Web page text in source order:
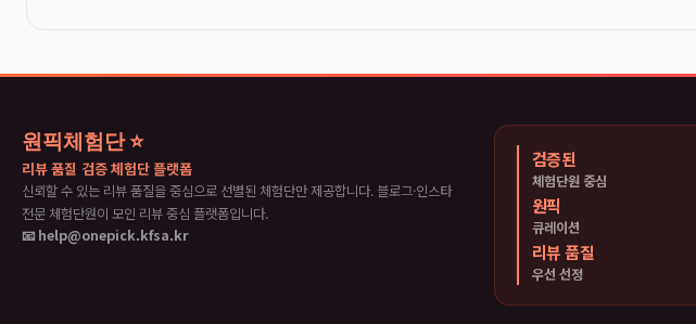
원픽체험단 ⭐
리뷰 품질 검증 체험단 플랫폼
신뢰할 수 있는 리뷰 품질을 중심으로 선별된 체험단만 제공합니다. 블로그·인스타
전문 체험단원이 모인 리뷰 중심 플랫폼입니다.
📧 help@onepick.kfsa.kr
검증된
체험단원 중심
원픽
큐레이션
리뷰 품질
우선 선정